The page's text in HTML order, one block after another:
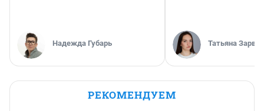
Надежда Губарь Татьяна Зарва
РЕКОМЕНДУЕМ